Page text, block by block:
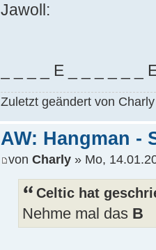
Jawoll:
_ _ _ _ E _ _ _ _ _ _
Zuletzt geändert von
AW: Hangman -
von Charly » Mo,
Celtic hat
Nehme mal das B